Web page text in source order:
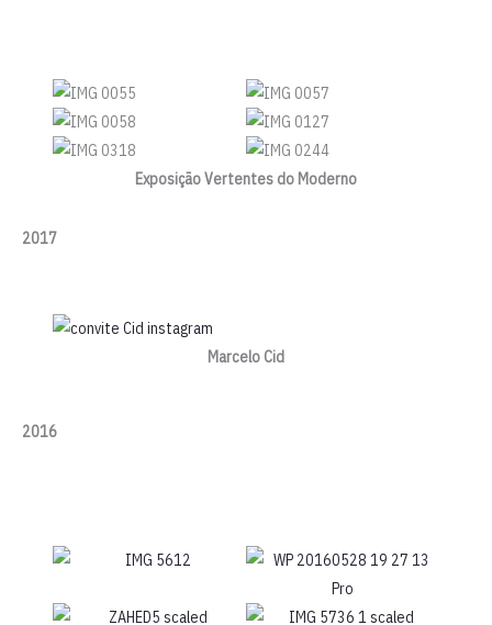
Exposição Vertentes do Moderno
2017
Marcelo Cid
2016